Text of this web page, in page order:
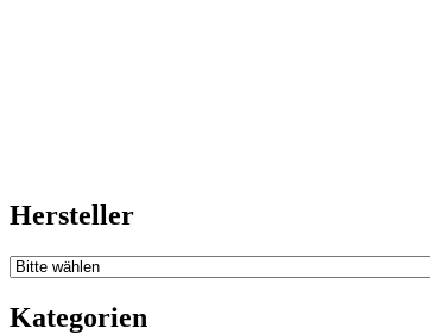
Hersteller
Kategorien